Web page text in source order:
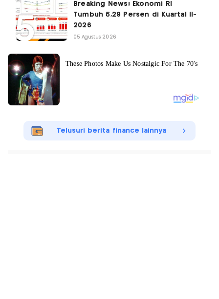
Breaking News! Ekonomi RI
Tumbuh 5,29 Persen di Kuartal II-
2026
05 Agustus 2026
Telusuri berita finance lainnya